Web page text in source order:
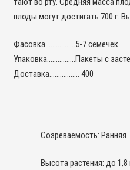
плоды могут достигать 700 г.
Фасовка……………..5-7 семечек
Упаковка…………….Пакеты с
Доставка…………….. 400
Созреваемость: Ранняя
Высота растения: до 1,8